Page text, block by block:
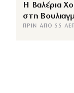
Η Βαλέρια
στη
ΠΡΙΝ ΑΠΌ 55